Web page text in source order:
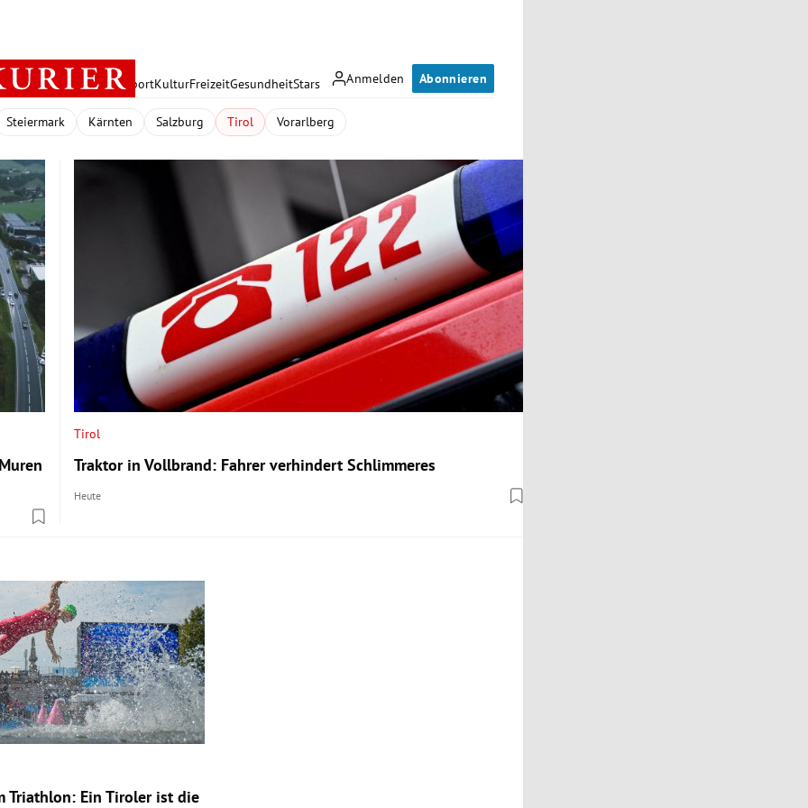
Anmelden Abonnieren
PolitikWirtschaft SportKulturFreizeitGesundheitStars
Steiermark Kärnten Salzburg Tirol Vorarlberg
Tirol
Traktor in Vollbrand: Fahrer verhindert Schlimmeres
Heute
Triathlon: Ein Tiroler ist die